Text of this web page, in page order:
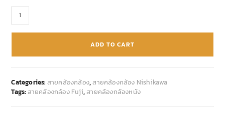
ADD TO CART
Categories: สายคล้องกล้อง,สายคล้องกล้อง Nishikawa
Tags: สายคล้องกล้อง Fuji,สายคล้องกล้องหนัง